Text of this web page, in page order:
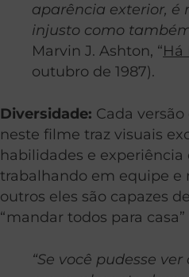
aparência exterior, é
injusto como
Marvin J. Ashton, “Há
outubro de 1987).
Diversidade: Cada
neste filme traz visuais
habilidades e experiência
trabalhando em equipe e
outros eles são capazes
“mandar todos para
“Se você pudesse